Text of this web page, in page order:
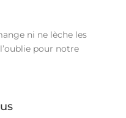
ni ne lèche les
pour notre